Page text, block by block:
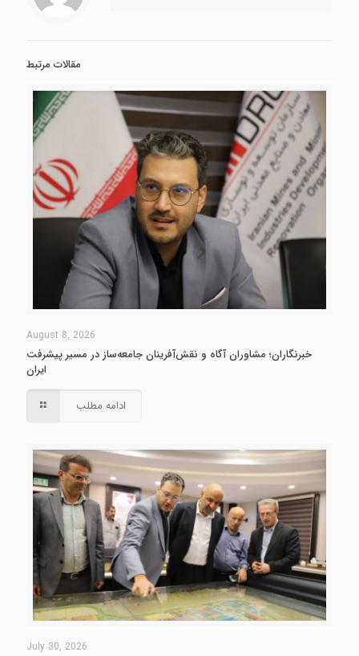
مقالات مرتبط
August 8, 2026
خبرنگاران؛ مشاوران آگاه و نقش‌آفرینان جامعه‌ساز در مسیر پیشرفت
ایران
ادامه مطلب
July 30, 2026